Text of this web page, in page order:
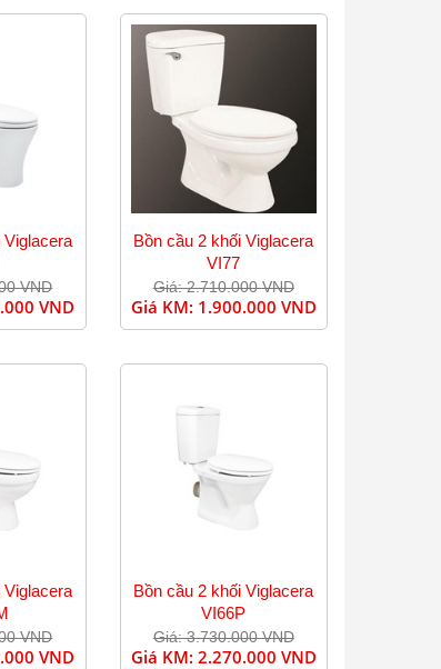
Viglacera
VND
VND
Bồn cầu 2 khối Viglacera
VI77
Giá: 2.710.000 VND
Giá KM: 1.900.000 VND
Viglacera
VND
VND
Bồn cầu 2 khối Viglacera
VI66P
Giá: 3.730.000 VND
Giá KM: 2.270.000 VND